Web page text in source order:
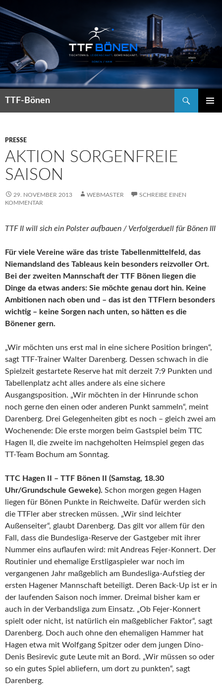
TTF-Bönen
PRESSE
AKTION SORGENFREIE
SAISON
29. NOVEMBER 2013 WEBMASTER
SCHREIBE EINEN
KOMMENTAR
TTF II will sich ein Polster aufbauen / Verfolgerduell für Bönen III
Für viele Vereine wäre das triste Tabellenmittelfeld, das
Niemandsland des Tableaus kein besonders reizvoller Ort.
Bei der zweiten Mannschaft der TTF Bönen liegen die
Dinge da etwas anders: Sie möchte genau dort hin. Keine
Ambitionen nach oben und – das ist den TTFlern besonders
wichtig – keine Sorgen nach unten, so hätten es die
Bönener gern.
„Wir möchten uns erst mal in eine sichere Position bringen“,
sagt TTF-Trainer Walter Darenberg. Dessen schwach in die
Spielzeit gestartete Reserve hat mit derzeit 7:9 Punkten und
Tabellenplatz acht alles andere als eine sichere
Ausgangsposition. „Wir möchten in der Hinrunde schon
noch gerne den einen oder anderen Punkt sammeln“, meint
Darenberg. Drei Gelegenheiten gibt es noch – gleich zwei am
Wochenende: Die erste morgen beim Gastspiel beim TTC
Hagen II, die zweite im nachgeholten Heimspiel gegen das
TT-Team Bochum am Sonntag.
TTC Hagen II – TTF Bönen II (Samstag, 18.30
Uhr/Grundschule Geweke). Schon morgen gegen Hagen
liegen für Bönen Punkte in Reichweite. Dafür werden sich
die TTFler aber strecken müssen. „Wir sind leichter
Außenseiter“, glaubt Darenberg. Das gilt vor allem für den
Fall, dass die Bundesliga-Reserve der Gastgeber mit ihrer
Nummer eins auflaufen wird: mit Andreas Fejer-Konnert. Der
Routinier und ehemalige Erstligaspieler war noch im
vergangenen Jahr maßgeblich am Bundesliga-Aufstieg der
ersten Hagener Mannschaft beteiligt. Deren Back-Up ist er in
der laufenden Saison noch immer. Dreimal bisher kam er
auch in der Verbandsliga zum Einsatz. „Ob Fejer-Konnert
spielt oder nicht, ist natürlich ein maßgeblicher Faktor“, sagt
Darenberg. Doch auch ohne den ehemaligen Hammer hat
Hagen etwa mit Wolfgang Spitzer oder dem jungen Dino-
Denis Besirevic gute Leute mit an Bord. „Wir müssen so oder
so ein gutes Spiel abliefern, um dort zu punkten“, sagt
Darenberg.